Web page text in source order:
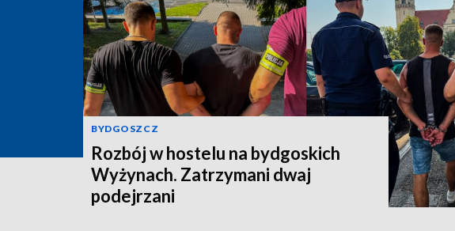
BYDGOSZCZ
Rozbój w hostelu na bydgoskich
Wyżynach. Zatrzymani dwaj
podejrzani